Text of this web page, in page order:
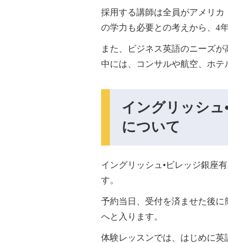
採用する講師は全員がアメリ
の学力も必要との考えから、4
また、ビジネス英語のニーズ
中には、コンサルや航空、ホテ
イングリッシュ
について
イングリッシュ•ビレッジ銀座
す。
予約当日、受付を済ませた後
へと入ります。
体験レッスンでは、はじめに